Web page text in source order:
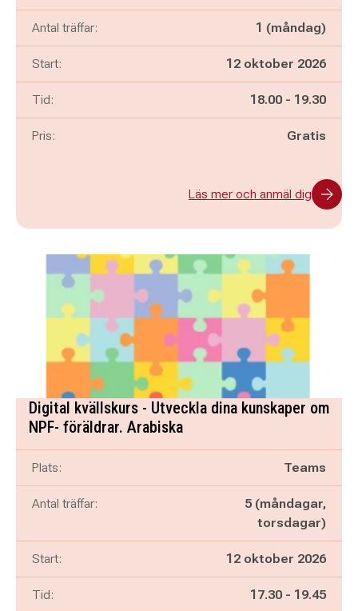
Antal träffar: 1 (måndag)
Start: 12 oktober 2026
Tid: Pågår mellan
18.00 - och
19.30
Pris: Gratis
Läs mer och anmäl dig
Digital kvällskurs - Utveckla dina kunskaper om
NPF- föräldrar. Arabiska
Plats: Teams
Antal träffar:
5 (måndagar,
torsdagar)
Start: 12 oktober 2026
Tid: Pågår mellan
17.30 - och
19.45